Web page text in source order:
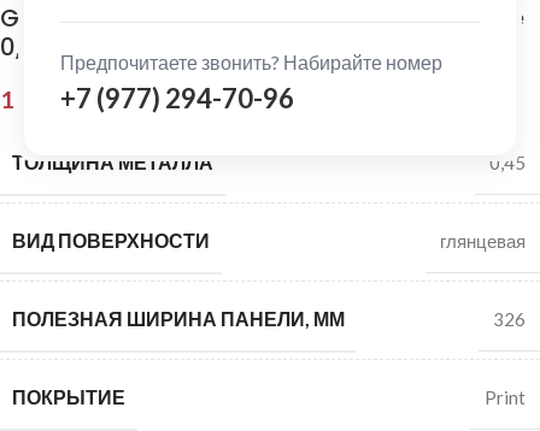
Предпочитаете звонить? Набирайте номер
+7 (977) 294-70-96
Grand Line: Софит без перфорации Print Elite
0,45 мм Coffee Wood
1 698,00 ₽
ТОЛЩИНА МЕТАЛЛА 0,45
ВИД ПОВЕРХНОСТИ глянцевая
ПОЛЕЗНАЯ ШИРИНА ПАНЕЛИ, ММ 326
ПОКРЫТИЕ Print